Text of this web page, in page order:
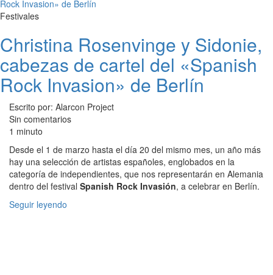
Festivales
Christina Rosenvinge y Sidonie,
cabezas de cartel del «Spanish
Rock Invasion» de Berlín
Escrito por: Alarcon Project
Sin comentarios
1 minuto
Desde el 1 de marzo hasta el día 20 del mismo mes, un año más
hay una selección de artistas españoles, englobados en la
categoría de independientes, que nos representarán en Alemania
dentro del festival Spanish Rock Invasión, a celebrar en Berlín.
Seguir leyendo